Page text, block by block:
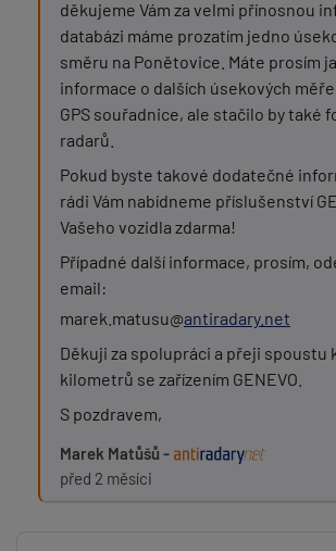
děkujeme Vám za velmi přínosnou
databázi máme prozatím jedno
směru na Ponětovice. Máte prosím
informace o dalších úsekových
GPS souřadnice, ale stačilo by také
radarů.
Pokud byste takové dodatečné
rádi Vám nabídneme příslušenství
Vašeho vozidla zdarma!
Případné další informace, prosím,
email:
marek.matusu@antiradary.net
Děkuji za spolupráci a přeji spoustu
kilometrů se zařízením GENEVO.
S pozdravem,
Marek Matůšů -
před 2 měsíci